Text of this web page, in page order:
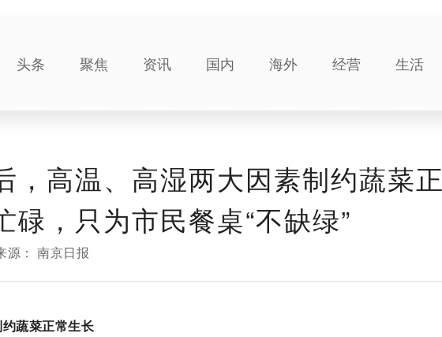
头条 聚焦 资讯 国内 海外 经营 生活
，高温、高湿两大因素制约蔬菜正
碌，只为市民餐桌“不缺绿”
源： 南京日报
蔬菜正常生长